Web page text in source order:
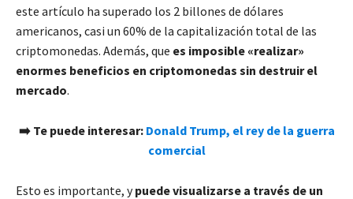
este artículo ha superado los 2 billones de dólares
americanos, casi un 60% de la capitalización total de las
criptomonedas. Además, que es imposible «realizar»
enormes beneficios en criptomonedas sin destruir el
mercado.
➡️ Te puede interesar: Donald Trump, el rey de la guerra
comercial
Esto es importante, ypuede visualizarse a través de un